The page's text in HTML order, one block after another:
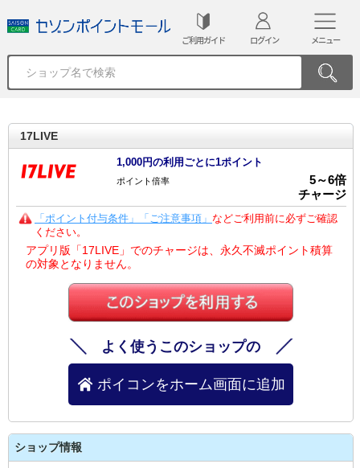
ご利用ガイド ログイン メニュー
17LIVE
1,000円の利用ごとに1ポイント
ポイント倍率 5～6倍
チャージ
「ポイント付与条件」「ご注意事項」 などご利用前に必ずご確認
ください。
アプリ版「17LIVE」でのチャージは、永久不滅ポイント積算
の対象となりません。
よく使うこのショップの
ポイコンをホーム画面に追加
ショップ情報